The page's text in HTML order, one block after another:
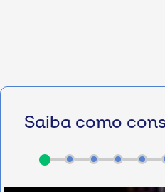
Saiba como